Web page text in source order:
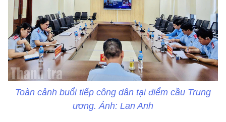
Toàn cảnh buổi tiếp công dân tại điểm cầu Trung
ương. Ảnh: Lan Anh